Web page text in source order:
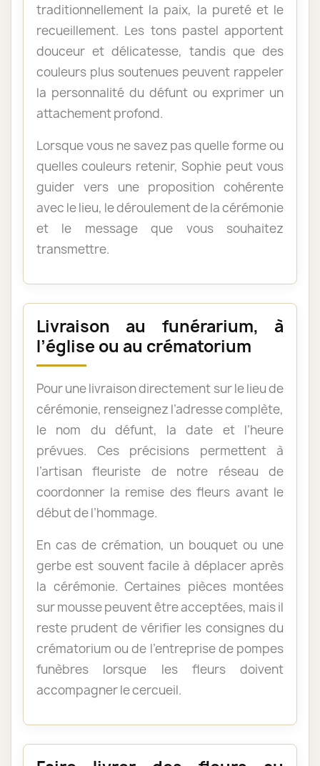
traditionnellement la paix, la pureté et le
recueillement. Les tons pastel apportent
douceur et délicatesse, tandis que des
couleurs plus soutenues peuvent rappeler
la personnalité du défunt ou exprimer un
attachement profond.
Lorsque vous ne savez pas quelle forme ou
quelles couleurs retenir, Sophie peut vous
guider vers une proposition cohérente
avec le lieu, le déroulement de la cérémonie
et le message que vous souhaitez
transmettre.
Livraison au funérarium, à
l’église ou au crématorium
Pour une livraison directement sur le lieu de
cérémonie, renseignez l’adresse complète,
le nom du défunt, la date et l’heure
prévues. Ces précisions permettent à
l’artisan fleuriste de notre réseau de
coordonner la remise des fleurs avant le
début de l’hommage.
En cas de crémation, un bouquet ou une
gerbe est souvent facile à déplacer après
la cérémonie. Certaines pièces montées
sur mousse peuvent être acceptées, mais il
reste prudent de vérifier les consignes du
crématorium ou de l’entreprise de pompes
funèbres lorsque les fleurs doivent
accompagner le cercueil.